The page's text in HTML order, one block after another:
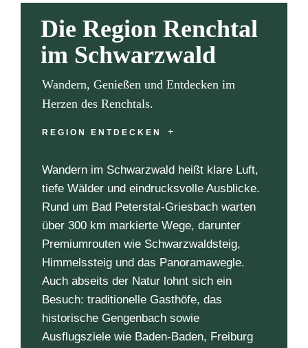
Wandern im Schwarzwald heißt klare Luft,
tiefe Wälder und eindrucksvolle Ausblicke.
Rund um Bad Peterstal-Griesbach warten
über 300 km markierte Wege, darunter
Premiumrouten wie Schwarzwaldsteig,
Himmelssteig und das Panoramawegle.
Auch abseits der Natur lohnt sich ein
Besuch: traditionelle Gasthöfe, das
historische Gengenbach sowie
Ausflugsziele wie Baden-Baden, Freiburg
Die Region Renchtal
im Schwarzwald
Wandern, Genießen und Entdecken im
Herzen des Renchtals.
REGION ENTDECKEN